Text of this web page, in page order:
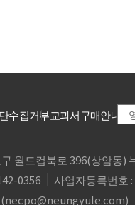
수집거부교과서구매안내
월드컵북로 396(상암동)
0356
사업자등록번호
necpo@neungyule.com)